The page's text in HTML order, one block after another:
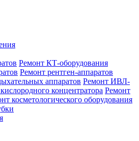
Ремонт КТ-оборудования
Ремонт рентген-аппаратов
аппаратов Ремонт ИВЛ-
концентратора Ремонт
косметологического оборудования